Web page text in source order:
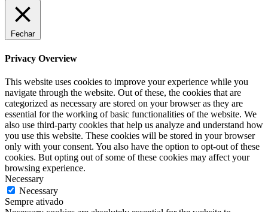
Fechar
Privacy Overview
This website uses cookies to improve your experience while you
navigate through the website. Out of these, the cookies that are
categorized as necessary are stored on your browser as they are
essential for the working of basic functionalities of the website. We
also use third-party cookies that help us analyze and understand how
you use this website. These cookies will be stored in your browser
only with your consent. You also have the option to opt-out of these
cookies. But opting out of some of these cookies may affect your
browsing experience.
Necessary
Necessary
Sempre ativado